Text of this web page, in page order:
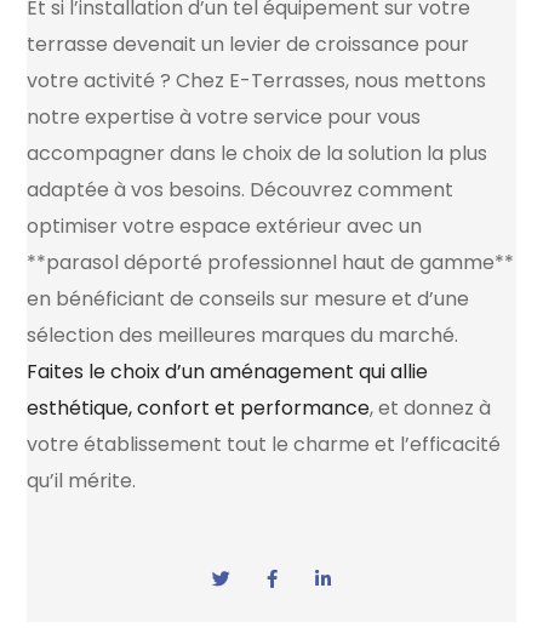
Et si l’installation d’un tel équipement sur votre
terrasse devenait un levier de croissance pour
votre activité ? Chez E-Terrasses, nous mettons
notre expertise à votre service pour vous
accompagner dans le choix de la solution la plus
adaptée à vos besoins. Découvrez comment
optimiser votre espace extérieur avec un
**parasol déporté professionnel haut de gamme**
en bénéficiant de conseils sur mesure et d’une
sélection des meilleures marques du marché.
Faites le choix d’un aménagement qui allie
esthétique, confort et performance, et donnez à
votre établissement tout le charme et l’efficacité
qu’il mérite.